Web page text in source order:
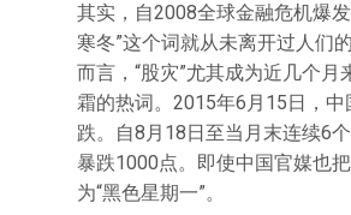
其实，自2008全球金融危机爆
寒冬”这个词就从未离开过人们
而言，“股灾”尤其成为近几个月
霜的热词。2015年6月15日，中
跌。自8月18日至当月末连续6
暴跌1000点。即使中国官媒也
为“黑色星期一”。